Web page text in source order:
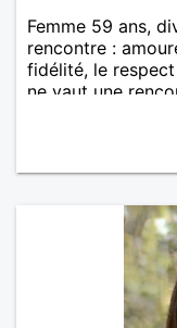
Femme 59 ans,
rencontre :
fidélité, le
ne vaut une
messages pour
deux et le désir